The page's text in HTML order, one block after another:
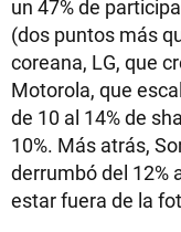
un 47% de
(dos puntos más
coreana, LG, que
Motorola, que
de 10 al 14% de
10%. Más atrás,
derrumbó del 12%
estar fuera de la